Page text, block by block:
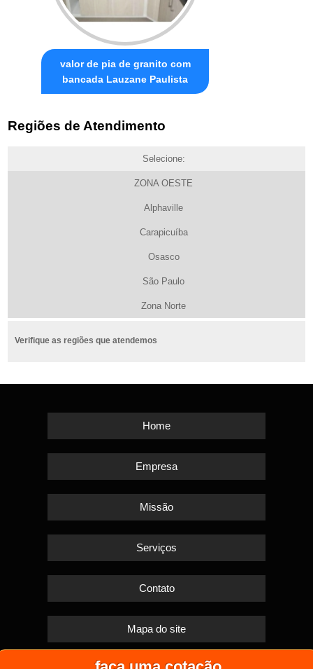
valor de pia de granito com
bancada Lauzane Paulista
Regiões de Atendimento
Selecione:
ZONA OESTE
Alphaville
Carapicuíba
Osasco
São Paulo
Zona Norte
Verifique as regiões que atendemos
Home
Empresa
Missão
Serviços
Contato
Mapa do site